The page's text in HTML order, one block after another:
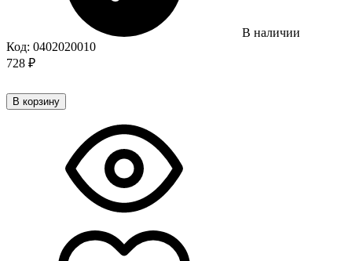
В наличии
Код: 0402020010
728 ₽
В корзину